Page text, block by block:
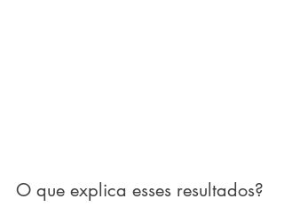
O que explica esses resultados?